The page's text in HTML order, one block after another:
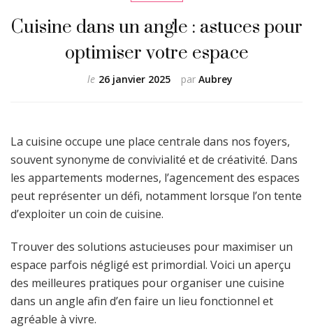
Cuisine dans un angle : astuces pour
optimiser votre espace
par Aubrey
le 26 janvier 2025
La cuisine occupe une place centrale dans nos foyers,
souvent synonyme de convivialité et de créativité. Dans
les appartements modernes, l’agencement des espaces
peut représenter un défi, notamment lorsque l’on tente
d’exploiter un coin de cuisine.
Trouver des solutions astucieuses pour maximiser un
espace parfois négligé est primordial. Voici un aperçu
des meilleures pratiques pour organiser une cuisine
dans un angle afin d’en faire un lieu fonctionnel et
agréable à vivre.